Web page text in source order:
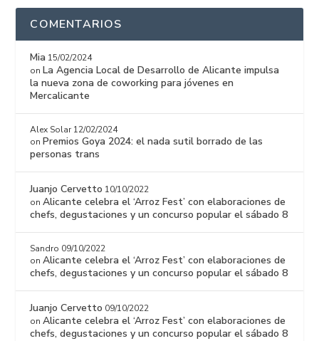
COMENTARIOS
Mia 15/02/2024
on La Agencia Local de Desarrollo de Alicante impulsa
la nueva zona de coworking para jóvenes en
Mercalicante
Alex Solar 12/02/2024
on Premios Goya 2024: el nada sutil borrado de las
personas trans
Juanjo Cervetto 10/10/2022
onAlicante celebra el ‘Arroz Fest’ con elaboraciones de
chefs, degustaciones y un concurso popular el sábado 8
Sandro 09/10/2022
onAlicante celebra el ‘Arroz Fest’ con elaboraciones de
chefs, degustaciones y un concurso popular el sábado 8
Juanjo Cervetto 09/10/2022
onAlicante celebra el ‘Arroz Fest’ con elaboraciones de
chefs, degustaciones y un concurso popular el sábado 8